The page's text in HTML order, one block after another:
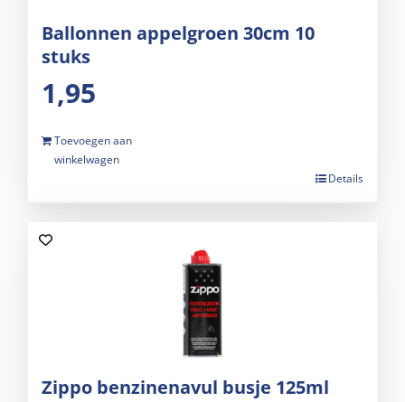
Ballonnen appelgroen 30cm 10
stuks
1,95
Toevoegen aan
winkelwagen
Details
Zippo benzinenavul busje 125ml